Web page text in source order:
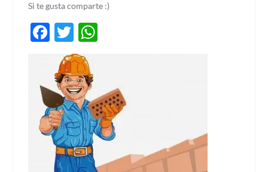
Si te gusta comparte :)
Facebook
Twitter